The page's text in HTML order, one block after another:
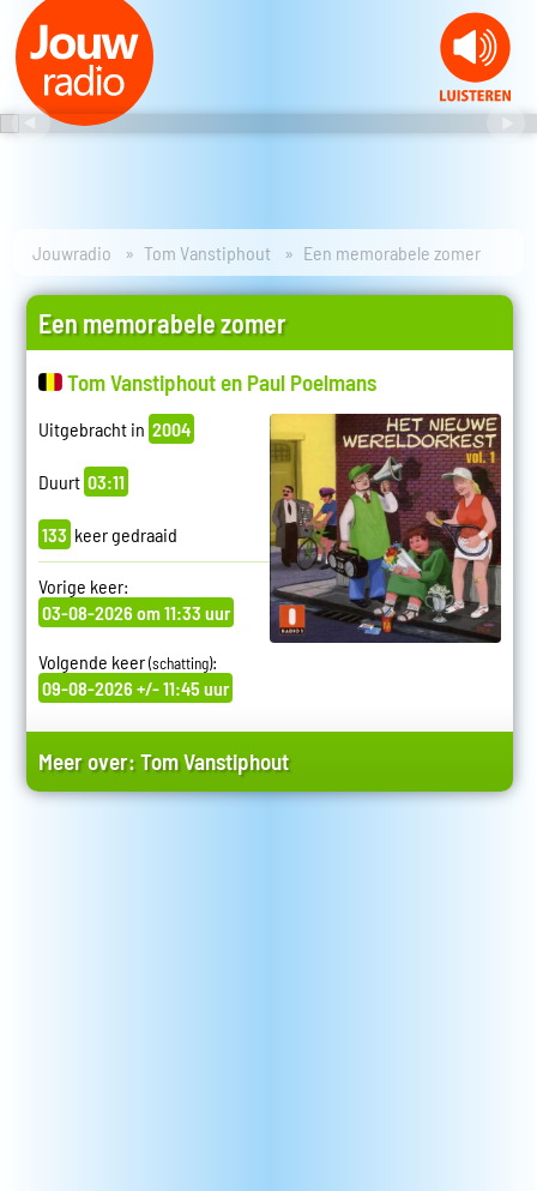
Jouwradio Tom Vanstiphout Een memorabele zomer
Een memorabele zomer
Tom Vanstiphout en Paul Poelmans
Uitgebracht in 2004
Duurt 03:11
133 keer gedraaid
Vorige keer:
03-08-2026 om 11:33 uur
Volgende keer(schatting):
09-08-2026 +/- 11:45 uur
Meer over:Tom Vanstiphout